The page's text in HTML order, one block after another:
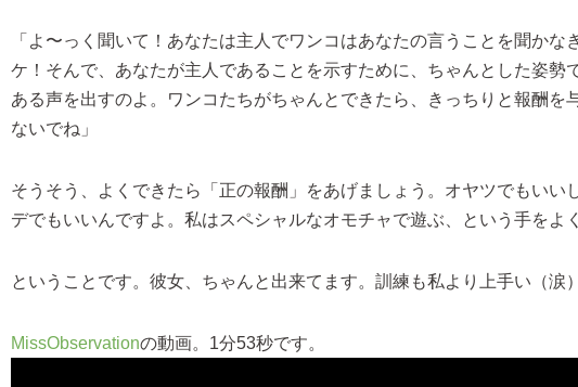
「よ〜っく聞いて！あなたは主人でワンコはあなたの言うことを聞かな
ケ！そんで、あなたが主人であることを示すために、ちゃんとした姿勢
ある声を出すのよ。ワンコたちがちゃんとできたら、きっちりと報酬を
ないでね」
そうそう、よくできたら「正の報酬」をあげましょう。オヤツでもいい
デでもいいんですよ。私はスペシャルなオモチャで遊ぶ、という手をよ
ということです。彼女、ちゃんと出来てます。訓練も私より上手い（涙）
MissObservationの動画。1分53秒です。